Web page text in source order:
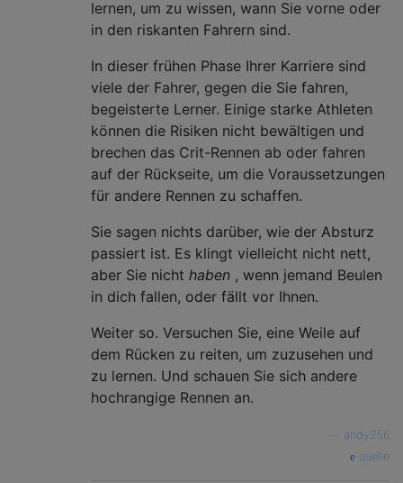
lernen, um zu wissen, wann Sie vorne oder
in den riskanten Fahrern sind.
In dieser frühen Phase Ihrer Karriere sind
viele der Fahrer, gegen die Sie fahren,
begeisterte Lerner. Einige starke Athleten
können die Risiken nicht bewältigen und
brechen das Crit-Rennen ab oder fahren
auf der Rückseite, um die Voraussetzungen
für andere Rennen zu schaffen.
Sie sagen nichts darüber, wie der Absturz
passiert ist. Es klingt vielleicht nicht nett,
aber Sie nicht haben , wenn jemand Beulen
in dich fallen, oder fällt vor Ihnen.
Weiter so. Versuchen Sie, eine Weile auf
dem Rücken zu reiten, um zuzusehen und
zu lernen. Und schauen Sie sich andere
hochrangige Rennen an.
andy256
quelle